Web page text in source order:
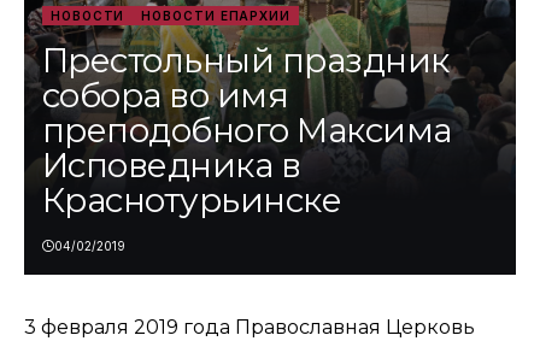
НОВОСТИ НОВОСТИ ЕПАРХИИ
Престольный праздник
собора во имя
преподобного Максима
Исповедника в
Краснотурьинске
04/02/2019
3 февраля 2019 года Православная Церковь